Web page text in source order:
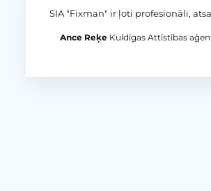
SIA "Fixman" ir ļoti profesionāli,
Ance Reķe Kuldīgas Attīstības